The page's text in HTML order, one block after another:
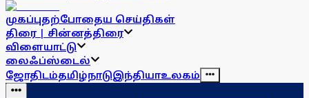
முகப்புதற்போதைய செய்திகள்
திரை | சின்னத்திரை
விளையாட்டு
லைஃப்ஸ்டைல்
ஜோதிடம்தமிழ்நாடுஇந்தியாஉலகம்